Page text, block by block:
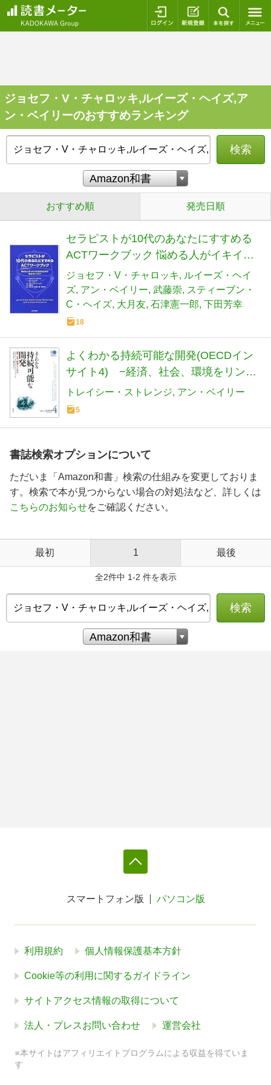
ログイン 新規登録
ジョセフ・V・チャロッキ,ルイーズ・ヘイズ,ア
ン・ベイリーのおすすめランキング
検索
おすすめ順 発売日順
セラピストが10代のあなたにすすめる
ACTワークブック 悩める人がイキイキ
生きるための自分のトリセツ
ジョセフ・V・チャロッキ
ルイーズ・ヘイ
ズ アン・ベイリー 武藤崇 スティーブン・
C・ヘイズ 大月友 石津憲一郎 下田芳幸
18
よくわかる持続可能な開発(OECDイン
サイト4) −経済、社会、環境をリンク
する
トレイシー・ストレンジ アン・ベイリー
5
書誌検索オプションについて
ただいま「Amazon和書」検索の仕組みを変更しておりま
す。検索で本が見つからない場合の対処法など、詳しくは
こちらのお知らせをご確認ください。
最初 1 最後
全2件中 1-2 件を表示
検索
スマートフォン版 パソコン版
利用規約 個人情報保護基本方針
Cookie等の利用に関するガイドライン
サイトアクセス情報の取得について
法人・プレスお問い合わせ 運営会社
※本サイトはアフィリエイトプログラムによる収益を得ていま
す